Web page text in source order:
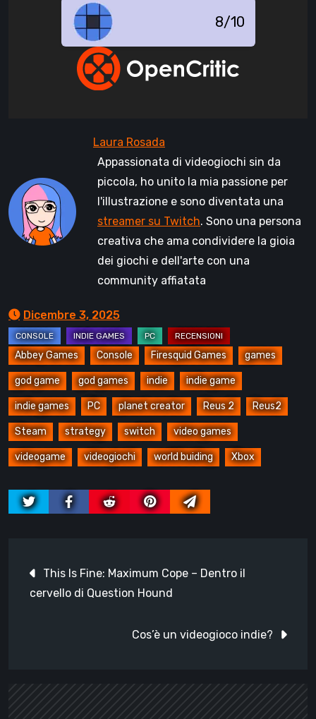
8/10
Appassionata di videogiochi sin da
piccola, ho unito la mia passione per
l'illustrazione e sono diventata una
streamer su Twitch. Sono una persona
creativa che ama condividere la gioia
dei giochi e dell'arte con una
community affiatata
Dicembre 3, 2025
Abbey Games Console Firesquid Games games
god game god games indie indie game
indie games PC planet creator Reus 2 Reus2
Steam strategy switch video games
videogame videogiochi world buiding Xbox
articoli
This Is Fine: Maximum Cope – Dentro il
cervello di Question Hound
Cos’è un videogioco indie?